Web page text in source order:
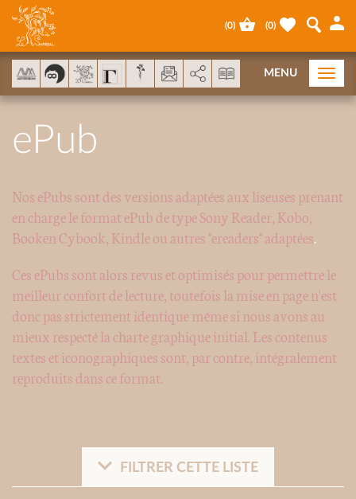
ePub
Nos ePubs sont des versions adaptées aux liseuses prenant
en charge le format ePub de type Sony Reader, Kobo,
Booken Cybook, Kindle ou autres "ereaders" adaptées.
Ces ePubs sont alors revus et optimisés pour permettre le
meilleur confort de lecture, toutefois la mise en page n'est
donc pas strictement identique même si nous avons au
mieux respecté la charte graphique initial. Les contenus
textes et iconographiques sont, par contre, intégralement
reproduits dans ce format.
FILTRER CETTE LISTE
(0) (0)
MENU
AddThis is disabled. Allow
Cookies management panel